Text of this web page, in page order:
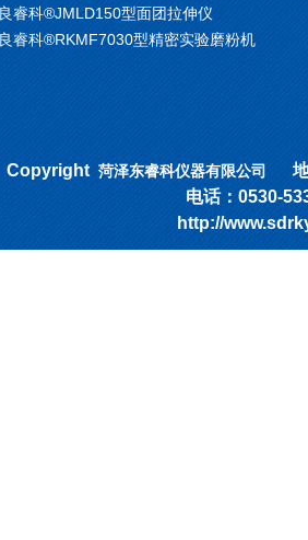
睿科®JMLD150型面团拉伸仪
睿科®RKMF7030型精密实验磨粉机
Copyright 菏泽东睿科仪器有限公司
地
电话：0530-
http://